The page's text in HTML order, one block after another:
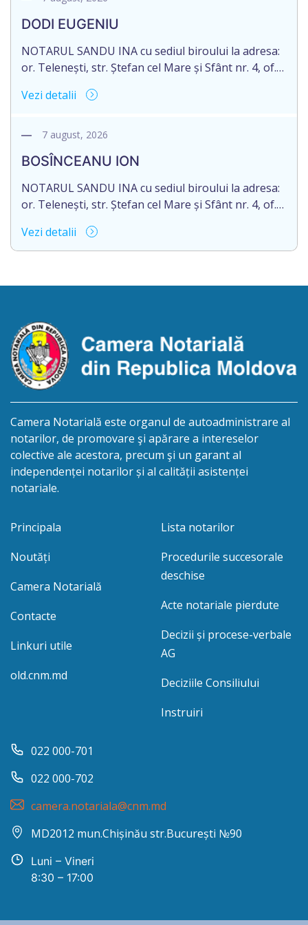
de 16.05.2027 termenul de opțiune pentru
acceptarea […]
DODI EUGENIU
NOTARUL SANDU INA cu sediul biroului la adresa:
or. Telenești, str. Ștefan cel Mare și Sfânt nr. 4, of.
succesorale în urma decesului cet. DODI EUGENIU,
2003035009604, decedat/ă la data de 12.01.2026
/doisprezece ianuarie anul două mii douăzeci și
șase/. Eliberarea certificatului de moștenitor este
[…]
Vezi detalii
7 august, 2026
BOSÎNCEANU ION
NOTARUL SANDU INA cu sediul biroului la adresa:
or. Telenești, str. Ștefan cel Mare și Sfânt nr. 4, of.
succesorale în urma decesului cet. BOSÎNCEANU
ION, născut/ă la 21.07.1980, cod personal
/cincisprezece mai anul două mii douăzeci și unu/.
Vezi detalii
Camera Notarială este organul de autoadministrare al
notarilor, de promovare şi apărare a intereselor
colective ale acestora, precum şi un garant al
independenței notarilor și al calității asistenței
notariale.
Principala
Noutăți
Camera Notarială
Contacte
Linkuri utile
old.cnm.md
Lista notarilor
Procedurile succesorale
deschise
Acte notariale pierdute
Decizii și procese-verbale
AG
Deciziile Consiliului
Instruiri
022 000-701
022 000-702
camera.notariala@cnm.md
MD2012 mun.Chișinău str.București №90
Luni – Vineri
8:30 – 17:00